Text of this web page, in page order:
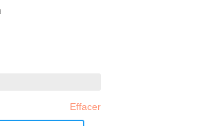
Effacer